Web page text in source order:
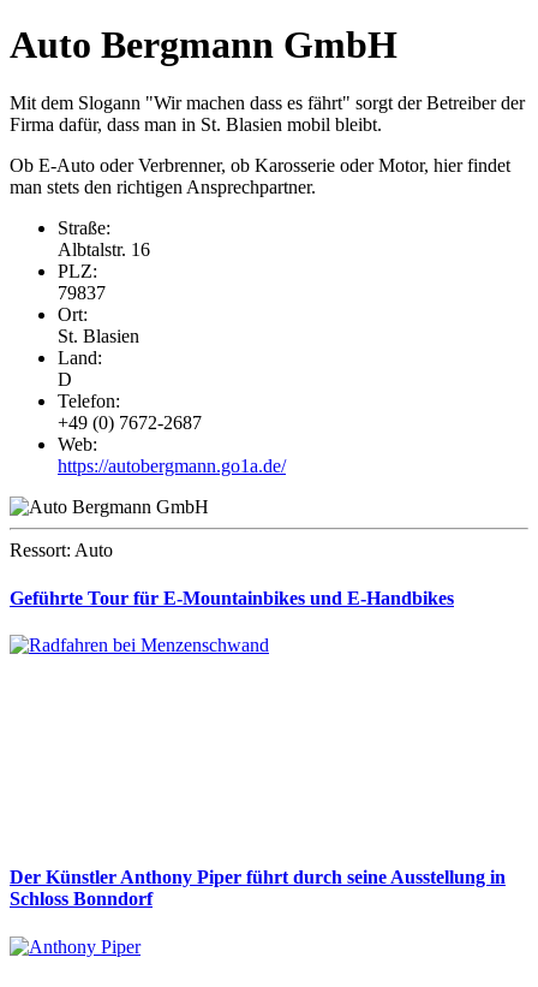
Auto Bergmann GmbH
Mit dem Slogann "Wir machen dass es fährt" sorgt der Betreiber der
Firma dafür, dass man in St. Blasien mobil bleibt.
Ob E-Auto oder Verbrenner, ob Karosserie oder Motor, hier findet
man stets den richtigen Ansprechpartner.
Straße:
Albtalstr. 16
PLZ:
79837
Ort:
St. Blasien
Land:
D
Telefon:
+49 (0) 7672-2687
Web:
https://autobergmann.go1a.de/
Ressort: Auto
Geführte Tour für E-Mountainbikes und E-Handbikes
Der Künstler Anthony Piper führt durch seine Ausstellung in
Schloss Bonndorf